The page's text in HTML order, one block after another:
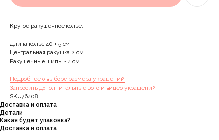
Крутое ракушечное колье.
Длина колье 40 + 5 см
Центральная ракушка 2 см
Ракушечные шипы - 4 см
Подробнее о выборе размера украшений
Запросить дополнительные фото и видео украшений
SKU76408
Доставка и оплата
Детали
Какая будет упаковка?
Доставка и оплата